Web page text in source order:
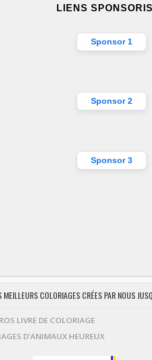
LIENS
Sponsor 1
Sponsor 2
Sponsor 3
MEILLEURS COLORIAGES CRÉES PAR NOUS
LIVRE DE COLORIAGE
D'ANIMAUX HEUREUX